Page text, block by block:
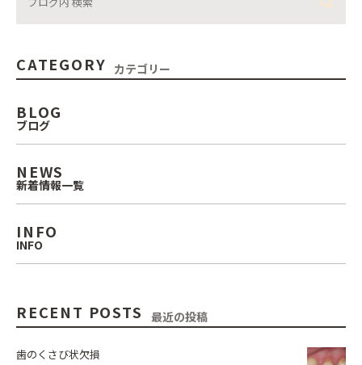
CATEGORY カテゴリー
BLOG
ブログ
NEWS
新着情報一覧
INFO
INFO
RECENT POSTS 最近の投稿
歯のくさび状欠損